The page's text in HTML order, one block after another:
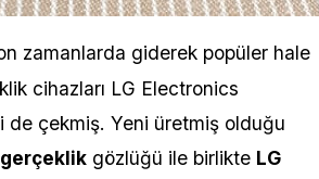
zamanlarda giderek popüler hale
cihazları LG Electronics
de çekmiş. Yeni üretmiş olduğu
gözlüğü ile birlikte LG